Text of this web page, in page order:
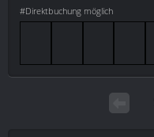
#Direktbuchung möglich